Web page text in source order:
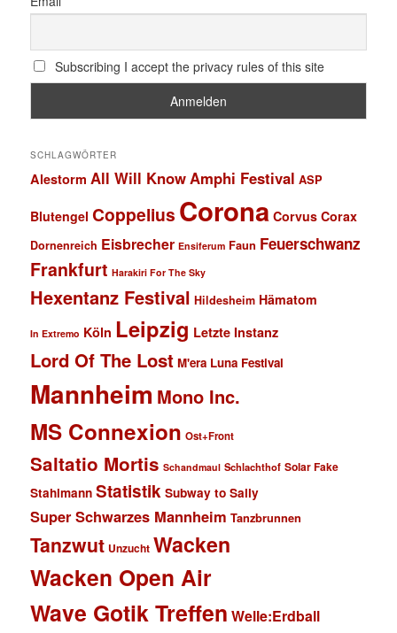
Subscribing I accept the privacy rules of this site
SCHLAGWÖRTER
Alestorm All Will KnowAmphi Festival ASP
Blutengel Coppelius Corona Corvus Corax
Dornenreich Eisbrecher Ensiferum Faun Feuerschwanz
Frankfurt Harakiri For The Sky
Hexentanz Festival Hildesheim Hämatom
In Extremo Köln Leipzig Letzte Instanz
Lord Of The Lost M'era Luna Festival
Mannheim Mono Inc.
MS Connexion Ost+Front
Saltatio Mortis Schandmaul Schlachthof Solar Fake
Stahlmann Statistik Subway to Sally
Super Schwarzes Mannheim Tanzbrunnen
Tanzwut Unzucht Wacken
Wacken Open Air
Wave Gotik Treffen Welle:Erdball